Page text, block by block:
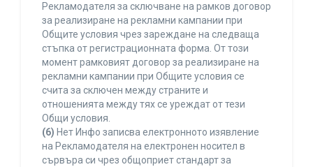
Рекламодателя за сключване на рамков договор
за реализиране на рекламни кампании при
Общите условия чрез зареждане на следваща
стъпка от регистрационната форма. От този
момент рамковият договор за реализиране на
рекламни кампании при Общите условия се
счита за сключен между страните и
отношенията между тях се уреждат от тези
Общи условия.
(6) Нет Инфо записва електронното изявление
на Рекламодателя на електронен носител в
сървъра си чрез общоприет стандарт за